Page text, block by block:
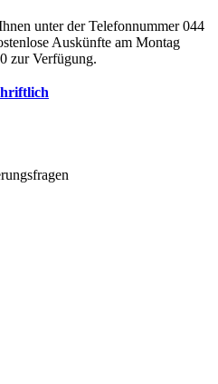
unter der Telefonnummer 044
Auskünfte am Montag
zur Verfügung.